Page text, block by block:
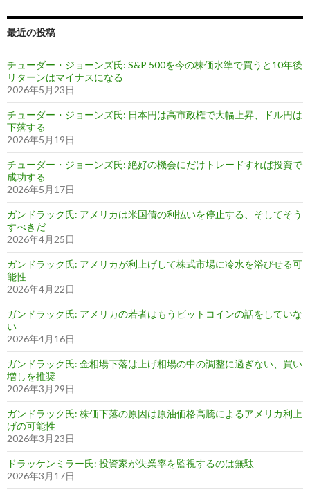
最近の投稿
チューダー・ジョーンズ氏: S&P 500を今の株価水準で買うと10年後
リターンはマイナスになる
2026年5月23日
チューダー・ジョーンズ氏: 日本円は高市政権で大幅上昇、ドル円は
下落する
2026年5月19日
チューダー・ジョーンズ氏: 絶好の機会にだけトレードすれば投資で
成功する
2026年5月17日
ガンドラック氏: アメリカは米国債の利払いを停止する、そしてそう
すべきだ
2026年4月25日
ガンドラック氏: アメリカが利上げして株式市場に冷水を浴びせる可
能性
2026年4月22日
ガンドラック氏: アメリカの若者はもうビットコインの話をしていな
い
2026年4月16日
ガンドラック氏: 金相場下落は上げ相場の中の調整に過ぎない、買い
増しを推奨
2026年3月29日
ガンドラック氏: 株価下落の原因は原油価格高騰によるアメリカ利上
げの可能性
2026年3月23日
ドラッケンミラー氏: 投資家が失業率を監視するのは無駄
2026年3月17日